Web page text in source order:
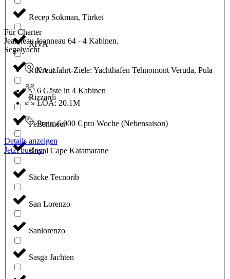
Recep Sokman, Türkei
RIVA
RIVA 2
Rizzardi
Felsenmeer
Royal Cape Katamarane
Säcke Tecnorib
San Lorenzo
Sanlorenzo
Sasga Jachten
Für Charter
Jeanneau Jeanneau 64 - 4 Kabinen.
Segelyacht
Kreuzfahrt-Ziele: Yachthafen Tehnomont Veruda, Pula
6 Gäste in 4 Kabinen
LOA: 20.1M
Preis: 6.000 € pro Woche (Nebensaison)
Details anzeigen
Jetzt buchen